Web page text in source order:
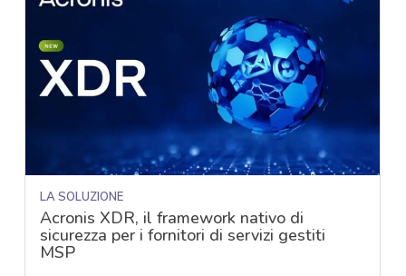
LA SOLUZIONE
Acronis XDR, il framework nativo di
sicurezza per i fornitori di servizi gestiti
MSP